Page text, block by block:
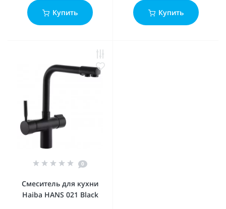
Купить Купить
0
Смеситель для кухни
Haiba HANS 021 Black